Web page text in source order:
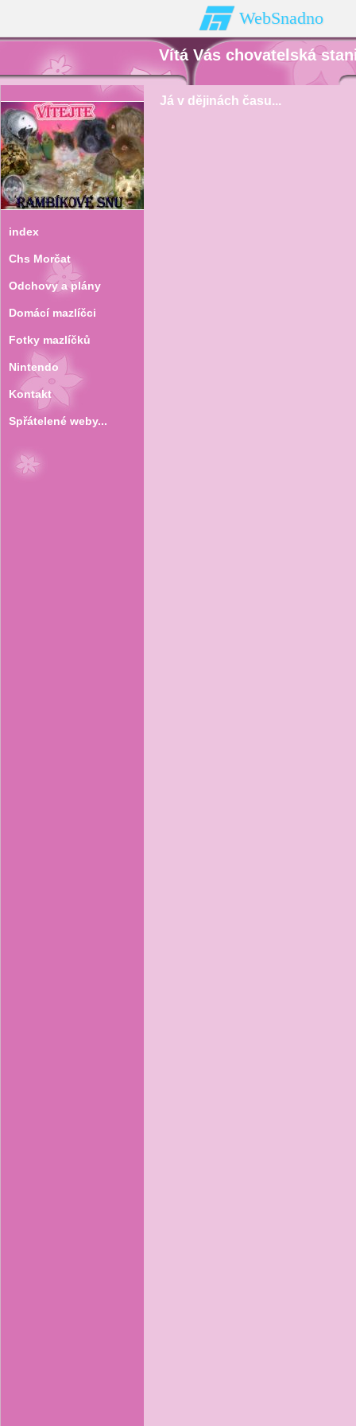
WebSnadno
Vítá Vás chovatelská
index
Chs Morčat
Odchovy a plány
Domácí mazlíčci
Fotky mazlíčků
Nintendo
Kontakt
Spřátelené weby...
Já v dějinách času...